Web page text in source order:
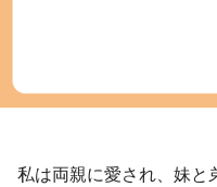
私は両親に愛され、妹と